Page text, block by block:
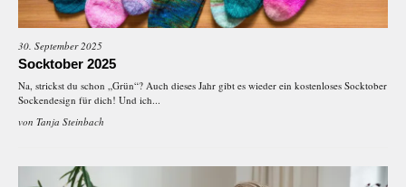
30. September 2025
Socktober 2025
Na, strickst du schon „Grün“? Auch dieses Jahr gibt es wieder ein kostenloses Socktober
Sockendesign für dich! Und ich...
von Tanja Steinbach